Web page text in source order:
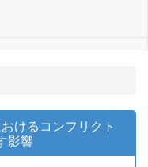
けるコンフリクト
影響